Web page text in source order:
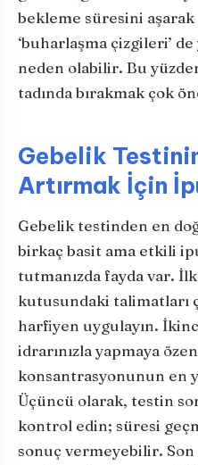
bekleme süresini
‘buharlaşma çizgileri’ de
neden olabilir. Bu
tadında bırakmak çok
Gebelik
Artırmak İçin
Gebelik testinden en
birkaç basit ama etkili
tutmanızda fayda var.
kutusundaki talimatları
harfiyen uygulayın.
idrarınızla yapmaya
konsantrasyonunun en
Üçüncü olarak, testin
kontrol edin; süresi
sonuç vermeyebilir.